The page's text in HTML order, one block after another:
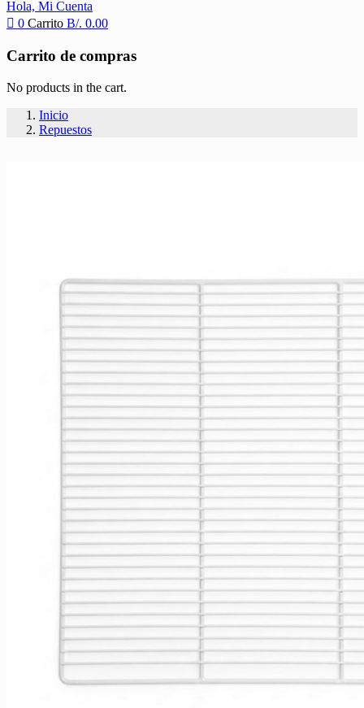
Hola, Mi Cuenta
0 Carrito B/. 0.00
Carrito de compras
No products in the cart.
Inicio
Repuestos